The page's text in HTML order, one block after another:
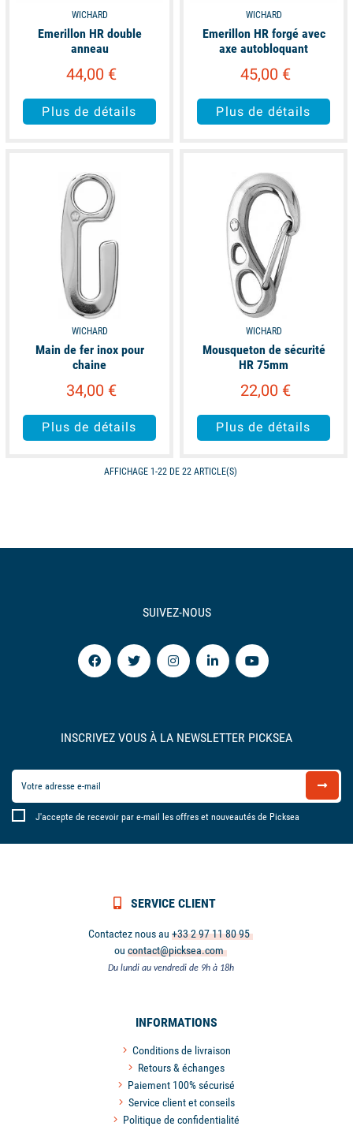
WICHARD
Emerillon HR double
anneau
44,00 €
Plus de détails
WICHARD
Emerillon HR forgé avec
axe autobloquant
45,00 €
Plus de détails
WICHARD
Main de fer inox pour
chaine
34,00 €
Plus de détails
WICHARD
Mousqueton de sécurité
HR 75mm
22,00 €
Plus de détails
AFFICHAGE 1-22 DE 22 ARTICLE(S)
SUIVEZ-NOUS
INSCRIVEZ VOUS À LA NEWSLETTER PICKSEA
J'accepte de recevoir par e-mail les offres et nouveautés de Picksea
SERVICE CLIENT
Contactez nous au +33 2 97 11 80 95
ou contact@picksea.com
Du lundi au vendredi de 9h à 18h
INFORMATIONS
Conditions de livraison
Retours & échanges
Paiement 100% sécurisé
Service client et conseils
Politique de confidentialité